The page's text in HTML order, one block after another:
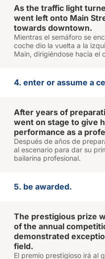
As the traffic light
went left onto Main
towards downtown.
Mientras el semáforo se
coche dio la vuelta a la
Main, dirigiéndose hacia el
4. enter or assume a
After years of
went on stage to give
performance as a
Después de años de
al escenario para dar su
bailarina profesional.
5. be awarded.
The prestigious prize
of the annual
demonstrated
field.
El premio prestigioso irá al